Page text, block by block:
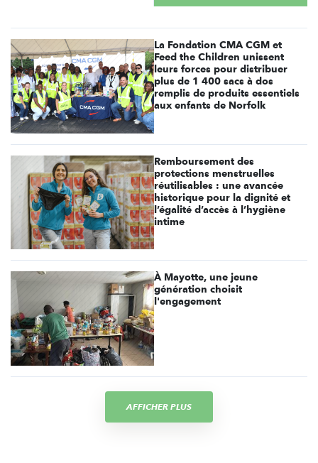
La Fondation CMA CGM et
Feed the Children unissent
leurs forces pour distribuer
plus de 1 400 sacs à dos
remplis de produits essentiels
aux enfants de Norfolk
Remboursement des
protections menstruelles
réutilisables : une avancée
historique pour la dignité et
l’égalité d’accès à l’hygiène
intime
À Mayotte, une jeune
génération choisit
l'engagement
AFFICHER PLUS